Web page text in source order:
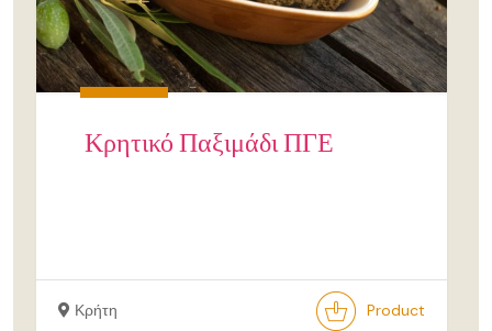
Κρητικό Παξιμάδι ΠΓΕ
Κρήτη Product